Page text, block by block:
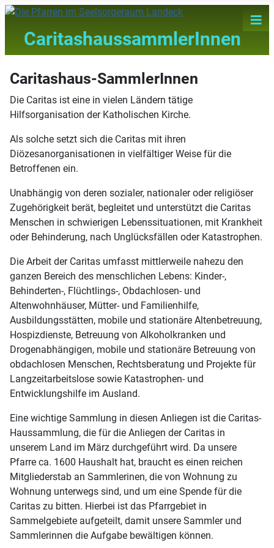
CaritashaussammlerInnen
≡
Caritashaus-SammlerInnen
Die Caritas ist eine in vielen Ländern tätige
Hilfsorganisation der Katholischen Kirche.
Als solche setzt sich die Caritas mit ihren
Diözesanorganisationen in vielfältiger Weise für die
Betroffenen ein.
Unabhängig von deren sozialer, nationaler oder religiöser
Zugehörigkeit berät, begleitet und unterstützt die Caritas
Menschen in schwierigen Lebenssituationen, mit Krankheit
oder Behinderung, nach Unglücksfällen oder Katastrophen.
Die Arbeit der Caritas umfasst mittlerweile nahezu den
ganzen Bereich des menschlichen Lebens: Kinder-,
Behinderten-, Flüchtlings-, Obdachlosen- und
Altenwohnhäuser, Mütter- und Familienhilfe,
Ausbildungsstätten, mobile und stationäre Altenbetreuung,
Hospizdienste, Betreuung von Alkoholkranken und
Drogenabhängigen, mobile und stationäre Betreuung von
obdachlosen Menschen, Rechtsberatung und Projekte für
Langzeitarbeitslose sowie Katastrophen- und
Entwicklungshilfe im Ausland.
Eine wichtige Sammlung in diesen Anliegen ist die Caritas-
Haussammlung, die für die Anliegen der Caritas in
unserem Land im März durchgeführt wird. Da unsere
Pfarre ca. 1600 Haushalt hat, braucht es einen reichen
Mitgliederstab an Sammlerinen, die von Wohnung zu
Wohnung unterwegs sind, und um eine Spende für die
Caritas zu bitten. Hierbei ist das Pfarrgebiet in
Sammelgebiete aufgeteilt, damit unsere Sammler und
Sammlerinnen die Aufgabe bewältigen können.